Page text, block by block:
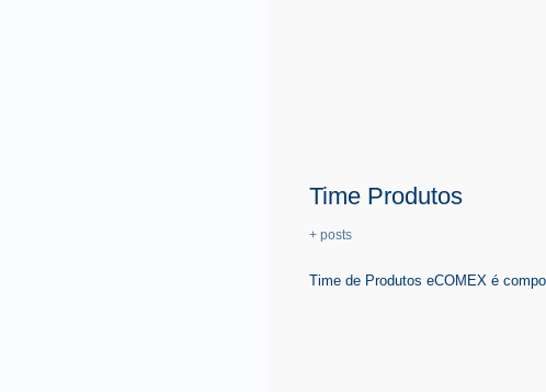
Time Produtos
+ posts
Time de Produtos eCOMEX é